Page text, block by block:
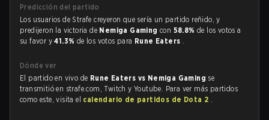
Predicción del partido
Los usuarios de Strafe creyeron que sería un partido reñido, y
predijeron la victoria de Nemiga Gamingcon 58.8%de los votos a
su favor y41.3% de los votos para Rune Eaters .
Dónde ver
El partido en vivo de Rune Eaters vs Nemiga Gaming se
transmitió en strafe.com, Twitch y Youtube. Para ver más partidos
como este, visita el calendario de partidos de Dota 2 .